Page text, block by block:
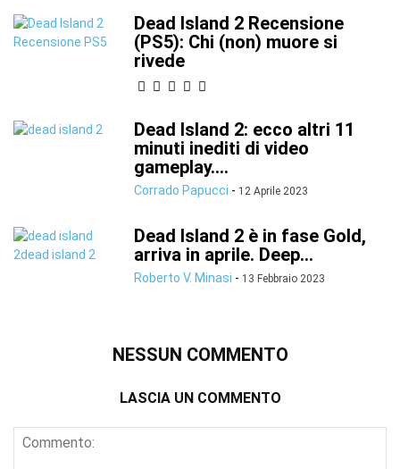
Dead Island 2 Recensione
(PS5): Chi (non) muore si
rivede
Dead Island 2: ecco altri 11
minuti inediti di video
gameplay....
Corrado Papucci - 12 Aprile 2023
Dead Island 2 è in fase Gold,
arriva in aprile. Deep...
Roberto V. Minasi - 13 Febbraio 2023
NESSUN COMMENTO
LASCIA UN COMMENTO